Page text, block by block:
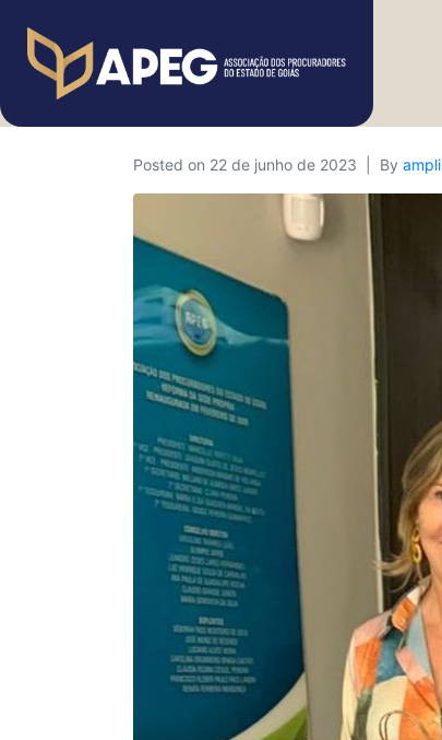
Posted on 22 de junho de 2023 By ampli